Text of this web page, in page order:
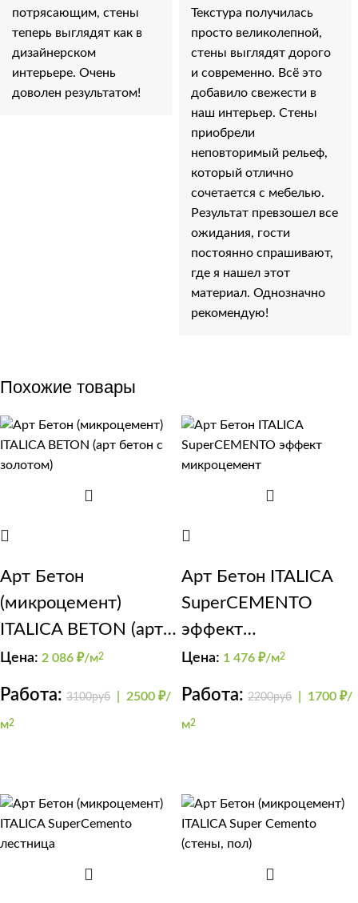
потрясающим, стены
теперь выглядят как в
дизайнерском
интерьере. Очень
доволен результатом!
Текстура получилась
просто великолепной,
стены выглядят дорого
и современно. Всё это
добавило свежести в
наш интерьер. Стены
приобрели
неповторимый рельеф,
который отлично
сочетается с мебелью.
Результат превзошел все
ожидания, гости
постоянно спрашивают,
где я нашел этот
материал. Однозначно
рекомендую!
Похожие товары
Арт Бетон
(микроцемент)
ITALICA BETON (арт
бетон с золотом)
Цена: 2 086 ₽/м2
Работа: 3100руб 2500 ₽/
м2
Арт Бетон ITALICA
SuperCEMENTO
эффект
микроцемент
Цена: 1 476 ₽/м2
Работа: 2200руб 1700 ₽/
м2